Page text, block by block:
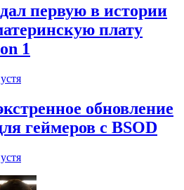
первую в истории
плату
1
обновление
геймеров с BSOD